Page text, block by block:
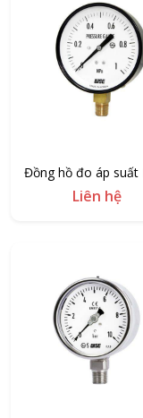
Đồng hồ đo áp suất
63/60
Liên hệ